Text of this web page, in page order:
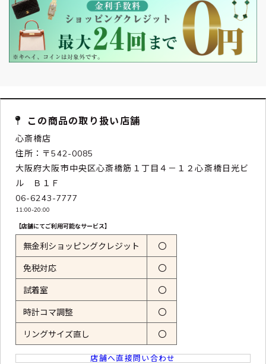
この商品の取り扱い店舗
心斎橋店
住所：〒542-0085
大阪府大阪市中央区心斎橋筋１丁目４－１２心斎橋日光ビ
ル Ｂ１Ｆ
06-6243-7777
11:00-20:00
【店舗にてご利用可能なサービス】
無金利ショッピングクレジット 〇
免税対応 〇
試着室 〇
時計コマ調整 〇
リングサイズ直し 〇
店舗へ直接問い合わせ